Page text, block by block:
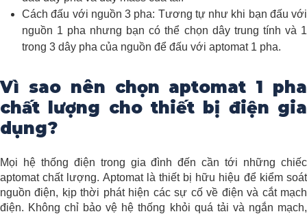
Cách đấu với nguồn 3 pha: Tương tự như khi bạn đấu với
nguồn 1 pha nhưng bạn có thể chọn dây trung tính và 1
trong 3 dây pha của nguồn để đấu với aptomat 1 pha.
Vì sao nên chọn aptomat 1 pha
chất lượng cho thiết bị điện gia
dụng?
Mọi hệ thống điện trong gia đình đến cần tới những chiếc
aptomat chất lượng. Aptomat là thiết bị hữu hiệu để kiểm soát
nguồn điện, kịp thời phát hiện các sự cố về điện và cắt mạch
điện. Không chỉ bảo vệ hệ thống khỏi quá tải và ngắn mạch,